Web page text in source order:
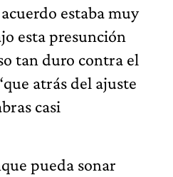
estaba muy
esta presunción
tan duro contra el
atrás del ajuste
casi
pueda sonar